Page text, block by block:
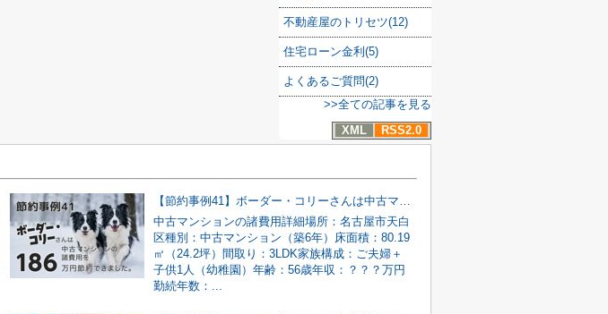
不動産屋のトリセツ(12)
住宅ローン金利(5)
よくあるご質問(2)
>>全ての記事を見る
XML
RSS2.0
【節約事例41】ボーダー・コリーさんは中古マンションの諸費用を186万円安くできました！
中古マンションの諸費用詳細場所：名古屋市天白
区種別：中古マンション（築6年）床面積：80.19
㎡（24.2坪）間取り：3LDK家族構成：ご夫婦＋
子供1人（幼稚園）年齢：56歳年収：？？？万円
勤続年数：...